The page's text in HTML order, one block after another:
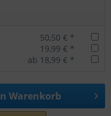
50,50 € *
19,99 € *
ab 18,99 € *
Warenkorb